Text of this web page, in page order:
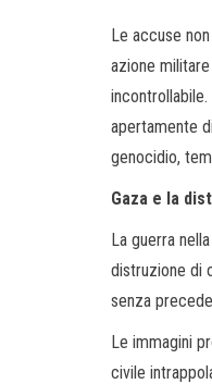
Le accuse
azione
apertamente
genocidio,
Gaza e la
La guerra
distruzione di
senza
Le immagini
civile